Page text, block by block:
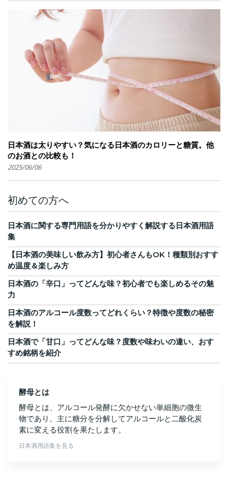
日本酒は太りやすい？気になる日本酒のカロリーと糖質。他
のお酒との比較も！
2025/06/06
初めての方へ
日本酒に関する専門用語を分かりやすく解説する日本酒用語
集
【日本酒の美味しい飲み方】初心者さんもOK！種類別おすす
め温度＆楽しみ方
日本酒の「辛口」ってどんな味？初心者でも楽しめるその魅
力
日本酒のアルコール度数ってどれくらい？特徴や度数の秘密
を解説！
日本酒で「甘口」ってどんな味？度数や味わいの違い、おす
すめ銘柄を紹介
酵母とは
酵母とは、アルコール発酵に欠かせない単細胞の微生
物であり、主に糖分を分解してアルコールと二酸化炭
素に変える役割を果たします。
日本酒用語集を見る